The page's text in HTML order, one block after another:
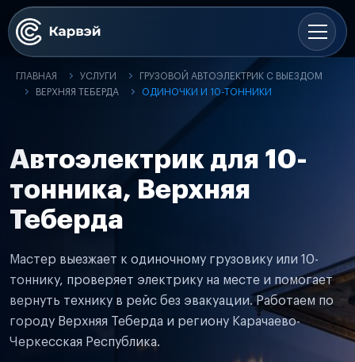
ГЛАВНАЯ УСЛУГИ
ГРУЗОВОЙ АВТОЭЛЕКТРИК С ВЫЕЗДОМ
ВЕРХНЯЯ ТЕБЕРДА
ОДИНОЧКИ И 10-ТОННИКИ
Автоэлектрик для 10-
тонника, Верхняя
Теберда
Мастер выезжает к одиночному грузовику или 10-
тоннику, проверяет электрику на месте и помогает
вернуть технику в рейс без эвакуации. Работаем по
городу Верхняя Теберда и региону Карачаево-
Черкесская Республика.